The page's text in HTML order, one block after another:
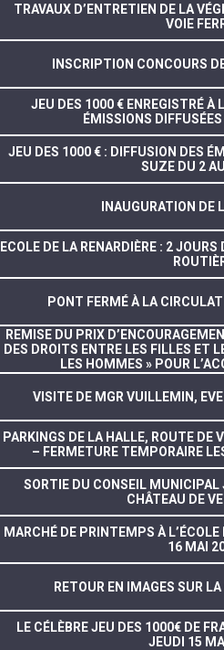
TRAVAUX D’ENTRETIEN DE LA
VOIE
INSCRIPTION CONCOURS
JEU DES 1000 € ENREGISTRÉ À
ÉMISSIONS
JEU DES 1000 € : DIFFUSION DES
SUZE DU 2
INAUGURATION DE
ECOLE DE LA RENARDIÈRE : 2
PONT FERMÉ À LA
REMISE DU PRIX
DES DROITS ENTRE LES FILLES ET
LES HOMMES » POUR
VISITE DE MGR VUILLEMIN,
PARKINGS DE LA HALLE, ROUTE DE
– FERMETURE TEMPORAIRE
SORTIE DU CONSEIL MUNICIPAL
CHÂTEAU DE
MARCHÉ DE PRINTEMPS À L’ÉCOLE
16 MAI
RETOUR EN IMAGES SUR
LE CÉLÈBRE JEU DES 1000€ DE
JEUDI 15